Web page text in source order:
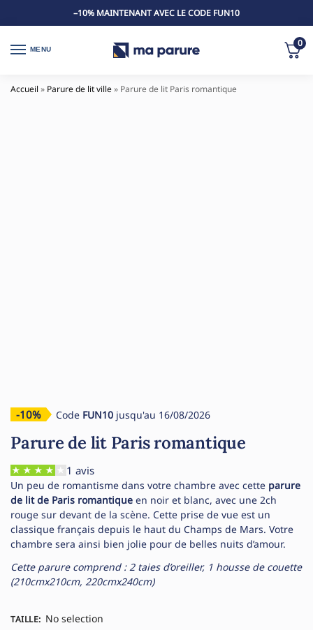
–10% MAINTENANT AVEC LE CODE FUN10
MENU
0
Accueil » Parure de lit ville» Parure de lit Paris romantique
-10% Code FUN10 jusqu'au 16/08/2026
Parure de lit Paris romantique
1 avis
Un peu de romantisme dans votre chambre avec cette parure
de lit de Paris romantique en noir et blanc, avec une 2ch
rouge sur devant de la scène. Cette prise de vue est un
classique français depuis le haut du Champs de Mars. Votre
chambre sera ainsi bien jolie pour de belles nuits d’amour.
Cette parure comprend : 2 taies d’oreiller, 1 housse de couette
(210cmx210cm, 220cmx240cm)
TAILLE: No selection